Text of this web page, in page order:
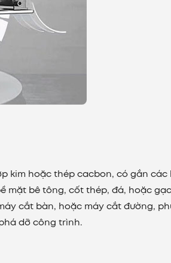
kim hoặc thép cacbon, có gắn các
mặt bê tông, cốt thép, đá, hoặc
cắt bàn, hoặc máy cắt đường,
dỡ công trình.